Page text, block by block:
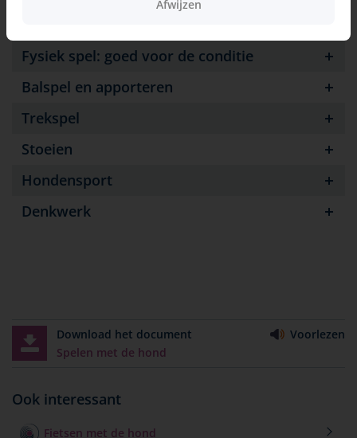
Fysiek spel: goed voor de conditie
Balspel en apporteren
Trekspel
Stoeien
Hondensport
Denkwerk
Download het document
Spelen met de hond
Voorlezen
Ook interessant
Fietsen met de hond
Afwijzen